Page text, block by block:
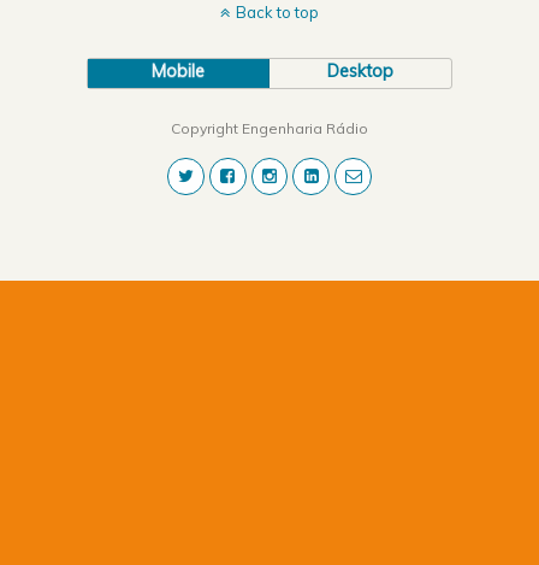
Back to top
Mobile Desktop
Copyright Engenharia Rádio